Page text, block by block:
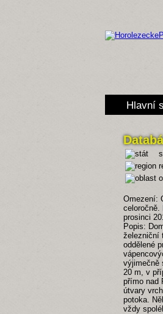
Hlavní
Omezení:
celoročně.
prosinci
Popis:
železniční
oddělené
výjimečně
20 m, v
přímo nad
útvary
potoka.
vždy